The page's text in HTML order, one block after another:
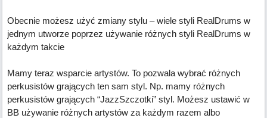
Obecnie możesz użyć zmiany stylu – wiele styli RealDrums w
jednym utworze poprzez używanie różnych styli RealDrums w
każdym takcie
Mamy teraz wsparcie artystów. To pozwala wybrać różnych
perkusistów grających ten sam styl. Np. mamy różnych
perkusistów grających “JazzSzczotki” styl. Możesz ustawić w
BB używanie różnych artystów za każdym razem albo